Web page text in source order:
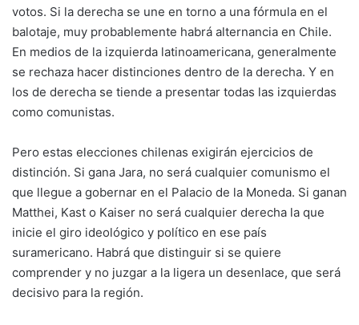
votos. Si la derecha se une en torno a una fórmula en el
balotaje, muy probablemente habrá alternancia en Chile.
En medios de la izquierda latinoamericana, generalmente
se rechaza hacer distinciones dentro de la derecha. Y en
los de derecha se tiende a presentar todas las izquierdas
como comunistas.
Pero estas elecciones chilenas exigirán ejercicios de
distinción. Si gana Jara, no será cualquier comunismo el
que llegue a gobernar en el Palacio de la Moneda. Si ganan
Matthei, Kast o Kaiser no será cualquier derecha la que
inicie el giro ideológico y político en ese país
suramericano. Habrá que distinguir si se quiere
comprender y no juzgar a la ligera un desenlace, que será
decisivo para la región.